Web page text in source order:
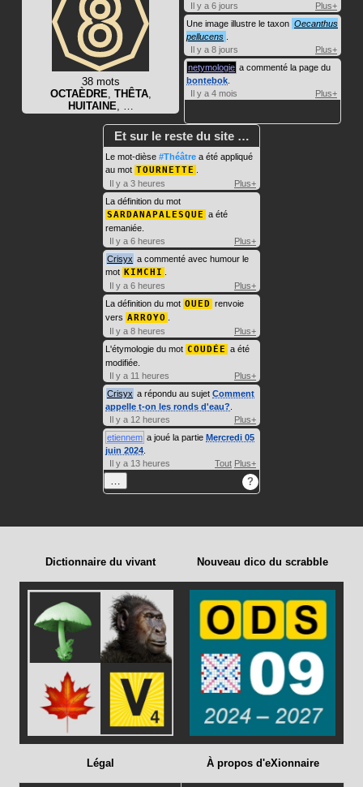
38 mots
OCTAÈDRE, THÊTA,
HUITAINE, …
Il y a 6 jours
Plus+
Une image illustre le taxon Oecanthus
pellucens
Il y a 8 jours
Plus+
netymologie a commenté la page du
bontebok
Il y a 4 mois
Plus+
Et sur le reste du site …
Le mot-dièse #Théâtre a été appliqué
au mot TOURNETTE
Il y a 3 heures
Plus+
La définition du mot
SARDANAPALESQUE a été
remaniée.
Il y a 6 heures
Plus+
Crisyx a commenté avec humour le
mot KIMCHI
Il y a 6 heures
Plus+
La définition du mot OUED renvoie
vers ARROYO
Il y a 8 heures
Plus+
L'étymologie du mot COUDÉE a été
modifiée.
Il y a 11 heures
Plus+
Crisyx a répondu au sujet Comment
appelle t-on les ronds d'eau?
Il y a 12 heures
Plus+
etiennem a joué la partie Mercredi 05
juin 2024
Il y a 13 heures
Tout Plus+
… ?
Dictionnaire du vivant Nouveau dico du scrabble
Légal À propos d'eXionnaire